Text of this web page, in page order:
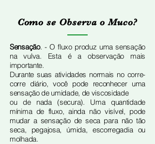
Como se Observa o Muco?
Sensação. - O fluxo produz uma sensação
na vulva. Esta é a observação mais
importante.
Durante suas atividades normais no corre-
corre diário, você pode reconhecer uma
sensação de umidade, de viscosidade
ou de nada (secura). Uma quantidade
mínima de fluxo, ainda não visível, pode
mudar a sensação de seca para não tão
seca, pegajosa, úmida, escorregadia ou
molhada.